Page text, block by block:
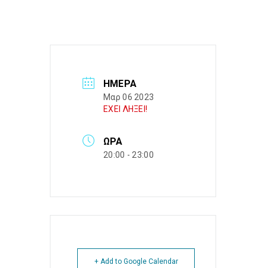
ΗΜΈΡΑ
Μαρ 06 2023
ΕΧΕΙ ΛΗΞΕΙ!
ΏΡΑ
20:00 - 23:00
+ Add to Google Calendar